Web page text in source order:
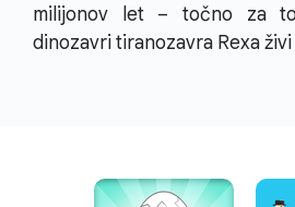
milijonov let – točno za
dinozavri tiranozavra Rexa živi